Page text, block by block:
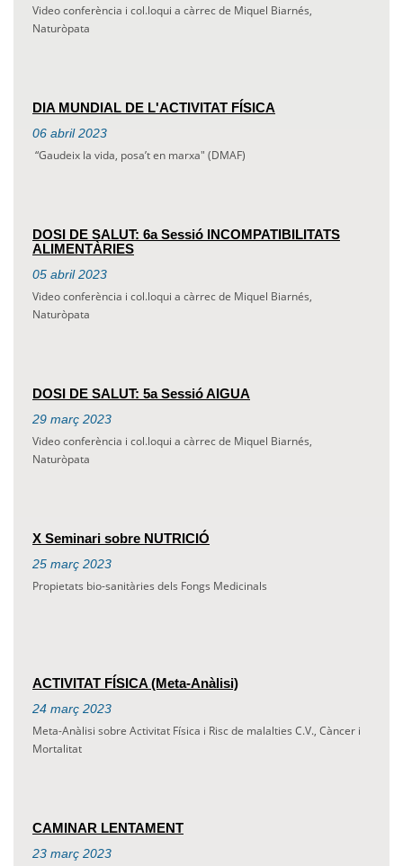
Video conferència i col.loqui a càrrec de Miquel Biarnés,
Naturòpata
DIA MUNDIAL DE L'ACTIVITAT FÍSICA
06 abril 2023
“Gaudeix la vida, posa’t en marxa" (DMAF)
DOSI DE SALUT: 6a Sessió INCOMPATIBILITATS
ALIMENTÀRIES
05 abril 2023
Video conferència i col.loqui a càrrec de Miquel Biarnés,
Naturòpata
DOSI DE SALUT: 5a Sessió AIGUA
29 març 2023
Video conferència i col.loqui a càrrec de Miquel Biarnés,
Naturòpata
X Seminari sobre NUTRICIÓ
25 març 2023
Propietats bio-sanitàries dels Fongs Medicinals
ACTIVITAT FÍSICA (Meta-Anàlisi)
24 març 2023
Meta-Anàlisi sobre Activitat Física i Risc de malalties C.V., Càncer i
Mortalitat
CAMINAR LENTAMENT
23 març 2023